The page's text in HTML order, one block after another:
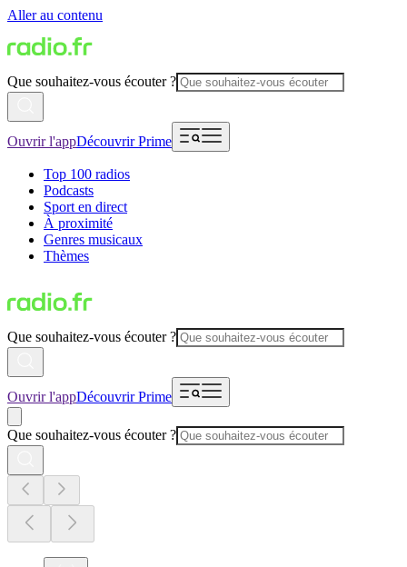
Aller au contenu
Que souhaitez-vous écouter ?
Ouvrir l'appDécouvrir Prime
Top 100 radios
Podcasts
Sport en direct
À proximité
Genres musicaux
Thèmes
Que souhaitez-vous écouter ?
Ouvrir l'appDécouvrir Prime
Que souhaitez-vous écouter ?